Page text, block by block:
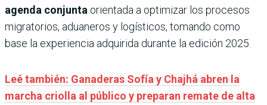
agenda conjunta orientada a optimizar los procesos
migratorios, aduaneros y logísticos, tomando como
base la experiencia adquirida durante la edición 2025.
Leé también: Ganaderas Sofía y Chajhá abren la
marcha criolla al público y preparan remate de alta